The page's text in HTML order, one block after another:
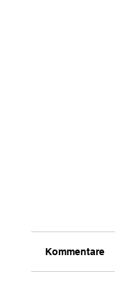
Kommentare